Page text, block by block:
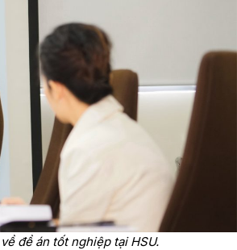
đề án tốt nghiệp tại HSU.